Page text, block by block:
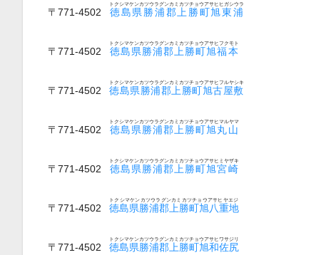
〒771-4502 徳島県勝浦郡上勝町旭東浦
トクシマケンカツウラグンカミカツチョウアサヒヒガシウラ
〒771-4502 徳島県勝浦郡上勝町旭福本
トクシマケンカツウラグンカミカツチョウアサヒフクモト
〒771-4502 徳島県勝浦郡上勝町旭古屋敷
トクシマケンカツウラグンカミカツチョウアサヒフルヤシキ
〒771-4502 徳島県勝浦郡上勝町旭丸山
トクシマケンカツウラグンカミカツチョウアサヒマルヤマ
〒771-4502 徳島県勝浦郡上勝町旭宮崎
トクシマケンカツウラグンカミカツチョウアサヒミヤザキ
〒771-4502 徳島県勝浦郡上勝町旭八重地
トクシマケンカツウラグンカミカツチョウアサヒヤエジ
〒771-4502 徳島県勝浦郡上勝町旭和佐尻
トクシマケンカツウラグンカミカツチョウアサヒワサジリ